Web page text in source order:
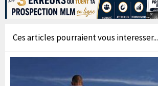
Ces articles pourraient vous interesser...